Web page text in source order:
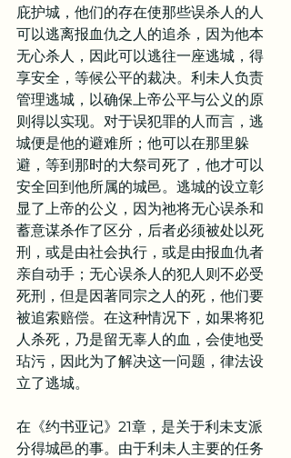
庇护城，他们的存在使那些误杀人的人
可以逃离报血仇之人的追杀，因为他本
无心杀人，因此可以逃往一座逃城，得
享安全，等候公平的裁决。利未人负责
管理逃城，以确保上帝公平与公义的原
则得以实现。对于误犯罪的人而言，逃
城便是他的避难所；他可以在那里躲
避，等到那时的大祭司死了，他才可以
安全回到他所属的城邑。逃城的设立彰
显了上帝的公义，因为祂将无心误杀和
蓄意谋杀作了区分，后者必须被处以死
刑，或是由社会执行，或是由报血仇者
亲自动手；无心误杀人的犯人则不必受
死刑，但是因著同宗之人的死，他们要
被追索赔偿。在这种情况下，如果将犯
人杀死，乃是留无辜人的血，会使地受
玷污，因此为了解决这一问题，律法设
立了逃城。
在《约书亚记》21章，是关于利未支派
分得城邑的事。由于利未人主要的任务